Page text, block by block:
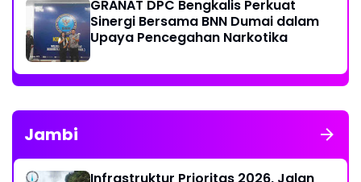
GRANAT DPC Bengkalis Perkuat
Sinergi Bersama BNN Dumai dalam
Upaya Pencegahan Narkotika
Jambi